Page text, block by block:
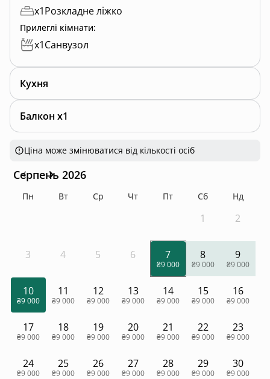
Бути у Львові – це жити біля Оперного. І
ми робимо цей досвід стильним,
комфортним та незабутнім.
x1Розкладне ліжко
Прилеглі кімнати:
x1Санвузол
Кухня
Балкон x1
Ціна може змінюватися від кількості осіб
Серпень 2026
Пн Вт Ср Чт Пт Сб Нд
1 2
3 4 5 6 7
₴9 000
8
₴9 000
9
₴9 000
10
₴9 000
11
₴9 000
12
₴9 000
13
₴9 000
14
₴9 000
15
₴9 000
16
₴9 000
17
₴9 000
18
₴9 000
19
₴9 000
20
₴9 000
21
₴9 000
22
₴9 000
23
₴9 000
24
₴9 000
25
₴9 000
26
₴9 000
27
₴9 000
28
₴9 000
29
₴9 000
30
₴9 000